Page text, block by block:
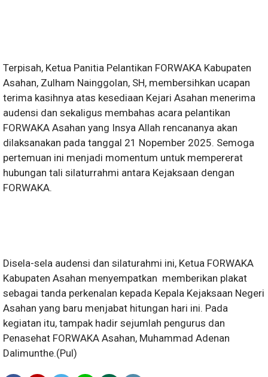
Terpisah, Ketua Panitia Pelantikan FORWAKA Kabupaten
Asahan, Zulham Nainggolan, SH, membersihkan ucapan
terima kasihnya atas kesediaan Kejari Asahan menerima
audensi dan sekaligus membahas acara pelantikan
FORWAKA Asahan yang Insya Allah rencananya akan
dilaksanakan pada tanggal 21 Nopember 2025. Semoga
pertemuan ini menjadi momentum untuk mempererat
hubungan tali silaturrahmi antara Kejaksaan dengan
FORWAKA.
Disela-sela audensi dan silaturahmi ini, Ketua FORWAKA
Kabupaten Asahan menyempatkan memberikan plakat
sebagai tanda perkenalan kepada Kepala Kejaksaan Negeri
Asahan yang baru menjabat hitungan hari ini. Pada
kegiatan itu, tampak hadir sejumlah pengurus dan
Penasehat FORWAKA Asahan, Muhammad Adenan
Dalimunthe.(Pul)